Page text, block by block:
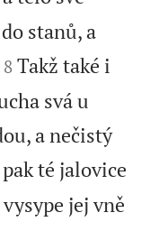
stanů, a


8 Takž také i
svá u
a nečistý
té jalovice
jej vně